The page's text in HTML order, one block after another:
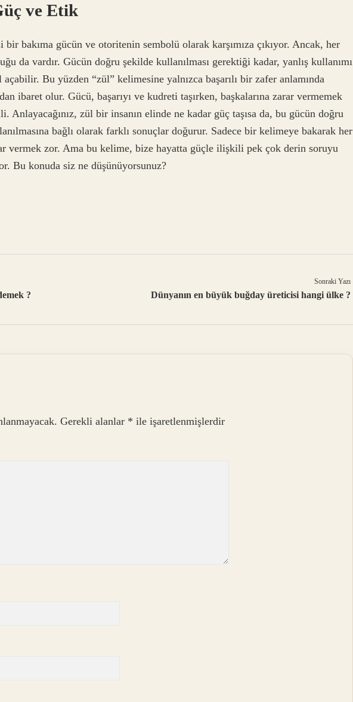
ve Etik
bir bakıma gücün ve otoritenin sembolü olarak karşımıza çıkıyor. Ancak, her
da vardır. Gücün doğru şekilde kullanılması gerektiği kadar, yanlış kullanımı
Bu yüzden “zül” kelimesine yalnızca başarılı bir zafer anlamında
ibaret olur. Gücü, başarıyı ve kudreti taşırken, başkalarına zarar vermemek
Anlayacağınız, zül bir insanın elinde ne kadar güç taşısa da, bu gücün doğru
bağlı olarak farklı sonuçlar doğurur. Sadece bir kelimeye bakarak her
vermek zor. Ama bu kelime, bize hayatta güçle ilişkili pek çok derin soruyu
Bu konuda siz ne düşünüyorsunuz?
?
Sonraki Yazı
Dünyanın en büyük buğday üreticisi hangi ülke ?
Gerekli alanlar * ile işaretlenmişlerdir